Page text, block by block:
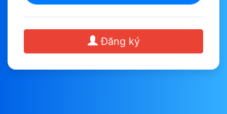
Đăng ký